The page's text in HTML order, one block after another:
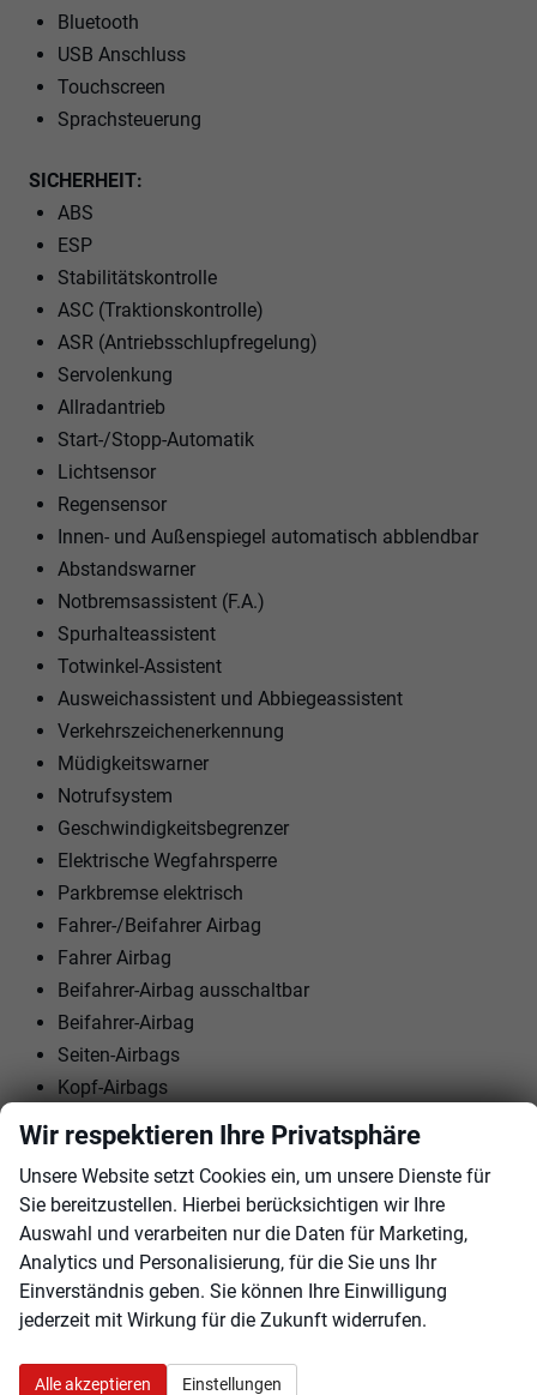
Bluetooth
USB Anschluss
Touchscreen
Sprachsteuerung
SICHERHEIT:
ABS
ESP
Stabilitätskontrolle
ASC (Traktionskontrolle)
ASR (Antriebsschlupfregelung)
Servolenkung
Allradantrieb
Start-/Stopp-Automatik
Lichtsensor
Regensensor
Innen- und Außenspiegel automatisch abblendbar
Abstandswarner
Notbremsassistent (F.A.)
Spurhalteassistent
Totwinkel-Assistent
Ausweichassistent und Abbiegeassistent
Verkehrszeichenerkennung
Müdigkeitswarner
Notrufsystem
Geschwindigkeitsbegrenzer
Elektrische Wegfahrsperre
Parkbremse elektrisch
Fahrer-/Beifahrer Airbag
Fahrer Airbag
Beifahrer-Airbag ausschaltbar
Beifahrer-Airbag
Seiten-Airbags
Kopf-Airbags
Umfeldbeobachtungssystem (Front Assist)
Ausparkassistent
INNENAUSSTATTUNG UND KOMFORT:
Zentralverriegelung mit Funk
Keyless-Go
Außenspiegel elektrisch verstellbar
Außenspiegel elektrisch anklappbar
Wir respektieren Ihre Privatsphäre
Unsere Website setzt Cookies ein, um unsere Dienste für
Sie bereitzustellen. Hierbei berücksichtigen wir Ihre
Auswahl und verarbeiten nur die Daten für Marketing,
Analytics und Personalisierung, für die Sie uns Ihr
Einverständnis geben. Sie können Ihre Einwilligung
jederzeit mit Wirkung für die Zukunft widerrufen.
Alle akzeptieren Einstellungen